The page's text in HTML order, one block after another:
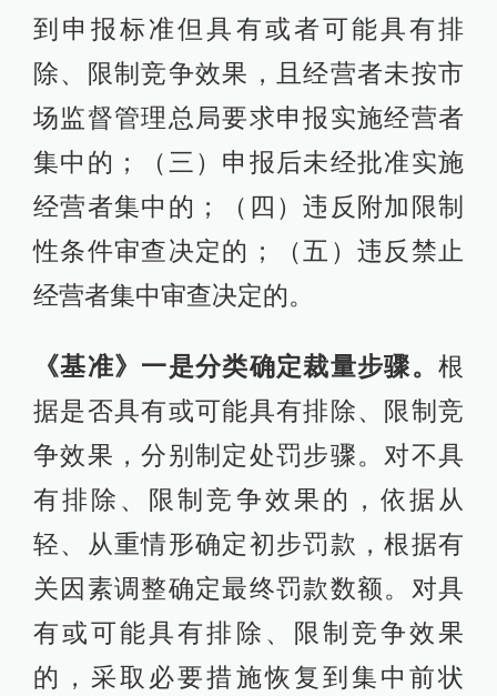
到申报标准但具有或者可能具有排
除、限制竞争效果，且经营者未按市
场监督管理总局要求申报实施经营者
集中的；（三）申报后未经批准实施
经营者集中的；（四）违反附加限制
性条件审查决定的；（五）违反禁止
经营者集中审查决定的。
《基准》一是分类确定裁量步骤。根
据是否具有或可能具有排除、限制竞
争效果，分别制定处罚步骤。对不具
有排除、限制竞争效果的，依据从
轻、从重情形确定初步罚款，根据有
关因素调整确定最终罚款数额。对具
有或可能具有排除、限制竞争效果
的，采取必要措施恢复到集中前状